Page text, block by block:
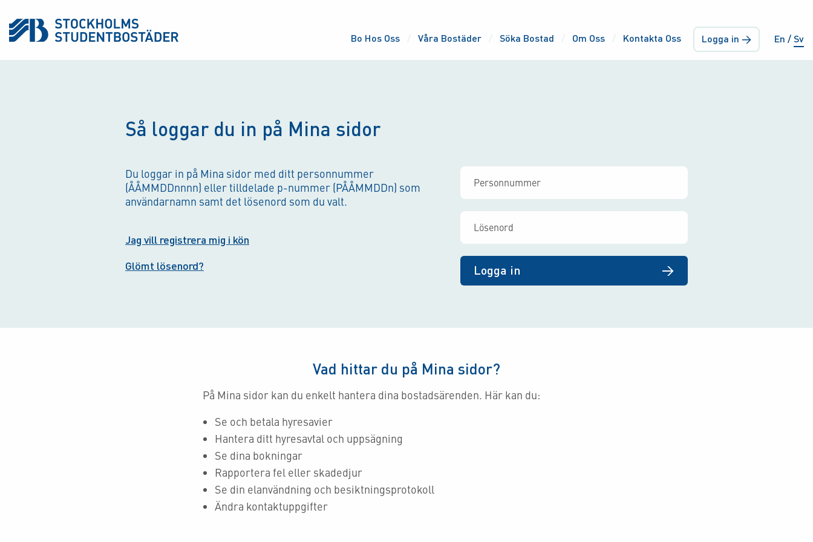
Bo Hos Oss Våra Bostäder Söka Bostad Om Oss Kontakta Oss Logga in → En Sv
Så loggar du in på Mina sidor
Du loggar in på Mina sidor med ditt personnummer
(ÅÅMMDDnnnn) eller tilldelade p-nummer (PÅÅMMDDn) som
användarnamn samt det lösenord som du valt.
Jag vill registrera mig i kön
Glömt lösenord?
Logga in
Vad hittar du på Mina sidor?
På Mina sidor kan du enkelt hantera dina bostadsärenden. Här kan du:
Se och betala hyresavier
Hantera ditt hyresavtal och uppsägning
Se dina bokningar
Rapportera fel eller skadedjur
Se din elanvändning och besiktningsprotokoll
Ändra kontaktuppgifter